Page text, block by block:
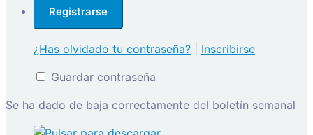
¿Has olvidado tu contraseña?
Inscribirse
Guardar contraseña
Se ha dado de baja correctamente del boletín semanal